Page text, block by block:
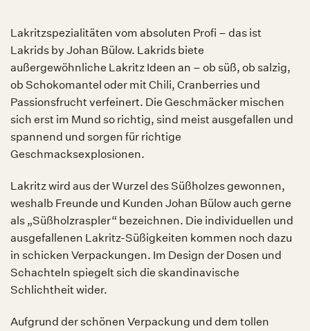
Lakritzspezialitäten vom absoluten Profi – das ist
Lakrids by Johan Bülow. Lakrids biete
außergewöhnliche Lakritz Ideen an – ob süß, ob salzig,
ob Schokomantel oder mit Chili, Cranberries und
Passionsfrucht verfeinert. Die Geschmäcker mischen
sich erst im Mund so richtig, sind meist ausgefallen und
spannend und sorgen für richtige
Geschmacksexplosionen.
Lakritz wird aus der Wurzel des Süßholzes gewonnen,
weshalb Freunde und Kunden Johan Bülow auch gerne
als „Süßholzraspler“ bezeichnen. Die individuellen und
ausgefallenen Lakritz-Süßigkeiten kommen noch dazu
in schicken Verpackungen. Im Design der Dosen und
Schachteln spiegelt sich die skandinavische
Schlichtheit wider.
Aufgrund der schönen Verpackung und dem tollen